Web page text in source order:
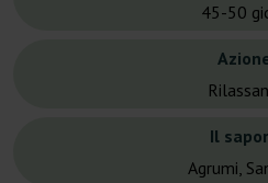
45-50
Il
Agrumi,